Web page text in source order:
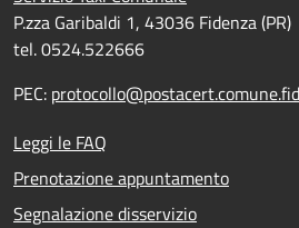
P.zza Garibaldi 1, 43036 Fidenza (PR)
tel. 0524.522666
PEC:
Leggi le FAQ
Prenotazione appuntamento
Segnalazione disservizio